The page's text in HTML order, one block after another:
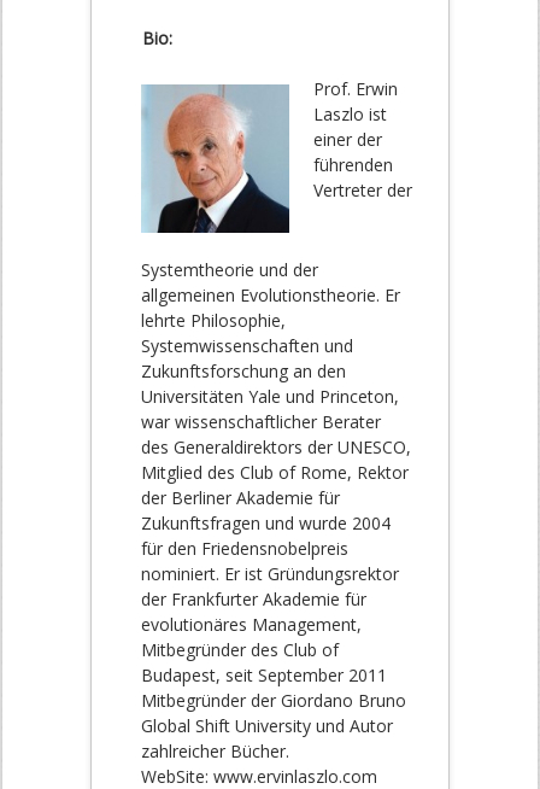
Bio:
Prof. Erwin
Laszlo ist
einer der
führenden
Vertreter der
Systemtheorie und der
allgemeinen Evolutionstheorie. Er
lehrte Philosophie,
Systemwissenschaften und
Zukunftsforschung an den
Universitäten Yale und Princeton,
war wissenschaftlicher Berater
des Generaldirektors der UNESCO,
Mitglied des Club of Rome, Rektor
der Berliner Akademie für
Zukunftsfragen und wurde 2004
für den Friedensnobelpreis
nominiert. Er ist Gründungsrektor
der Frankfurter Akademie für
evolutionäres Management,
Mitbegründer des Club of
Budapest, seit September 2011
Mitbegründer der Giordano Bruno
Global Shift University und Autor
zahlreicher Bücher.
WebSite: www.ervinlaszlo.com